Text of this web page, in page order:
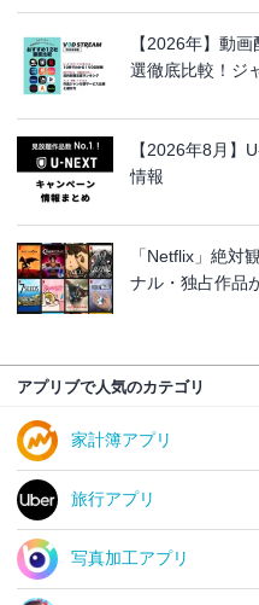
【2026年】動
選徹底比較！ジ
【2026年8月】
情報
「Netflix」絶対
ナル・独占作品
アプリブで人気のカテゴリ
家計簿アプリ
旅行アプリ
写真加工アプリ